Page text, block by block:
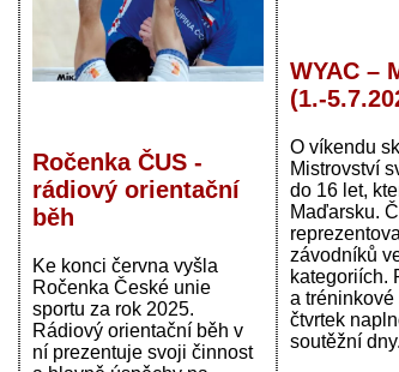
Ročenka ČUS -
rádiový orientační
běh
Ke konci června vyšla
Ročenka České unie
sportu za rok 2025.
Rádiový orientační běh v
ní prezentuje svoji činnost
WYAC –
(1.-
O víkendu
Mistrovství
do 16 let,
Maďarsku.
závodníků
kategoriích.
a tréninkové
čtvrtek
soutěžní dny.